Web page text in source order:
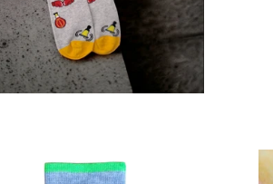
Prix
régulier